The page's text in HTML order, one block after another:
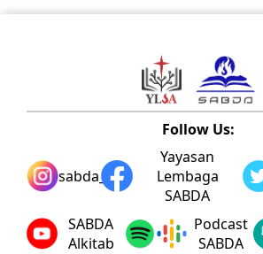
Follow Us:
sabda_ylsa
Yayasan
Lembaga
SABDA
SABDA
Alkitab
Podcast
SABDA